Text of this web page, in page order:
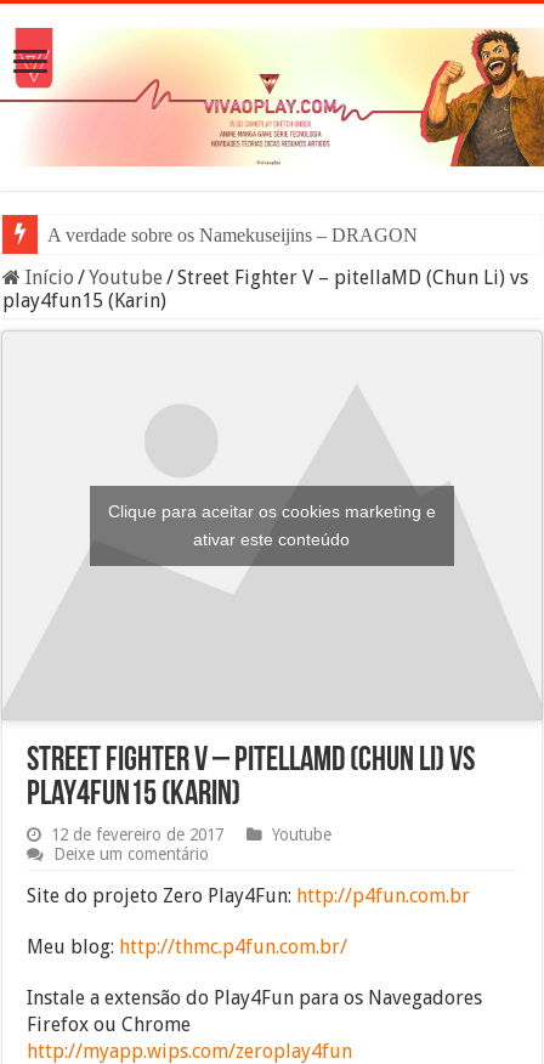
A verdade sobre os Namekuseijins – DRAGON BALL #News
Início /Youtube /Street Fighter V – pitellaMD (Chun Li) vs
play4fun15 (Karin)
Clique para aceitar os cookies marketing e
ativar este conteúdo
Street Fighter V – pitellaMD (Chun Li) vs
play4fun15 (Karin)
12 de fevereiro de 2017
Youtube
Deixe um comentário
Site do projeto Zero Play4Fun: http://p4fun.com.br
Meu blog: http://thmc.p4fun.com.br/
Instale a extensão do Play4Fun para os Navegadores
Firefox ou Chrome
http://myapp.wips.com/zeroplay4fun